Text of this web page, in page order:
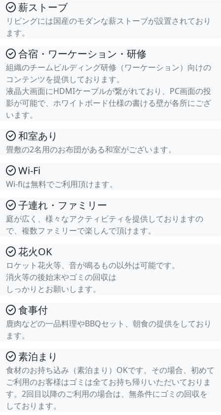
薪ストーブ
リビングには国産のモダンな薪ストーブが設置されており
ます。
合宿・ワーケーション・研修
組織のチームビルディング研修（ワーケーション）向けの
コンテンツを提供しております。
液晶大画面にHDMIケーブルが繋がれており、PC画面の投
影が可能で、ホワイトボード仕様の書ける壁が各所にござ
います。
和室あり
畳敷の2名用のお布団がある和室がございます。
Wi-Fi
Wi-fiは無料でご利用頂けます。
子連れ・ファミリー
庭が広く、様々なアクティビティを提供しておりますの
で、複数ファミリーで楽しんで頂けます。
花火OK
ロケット花火等、音が鳴るもの以外は可能です。
消火等の後始末やゴミの回収は
しっかりとお願いします。
食事付
鹿肉などの一品料理やBBQセット、朝食の提供をしており
ます。
素泊まり
食材のお持ち込み（素泊まり）OKです。その場合、初めて
ご利用のお客様はゴミは全てお持ち帰りいただいておりま
す。2回目以降のご利用の場合は、無条件にゴミの回収を
しております。